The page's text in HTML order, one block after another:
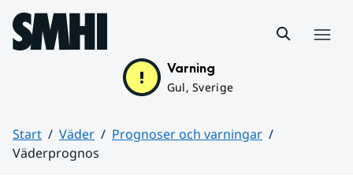
Hoppa till sidans innehåll
Varning
Gul, Sverige
Start Väder
Prognoser och varningar
Väderprognos